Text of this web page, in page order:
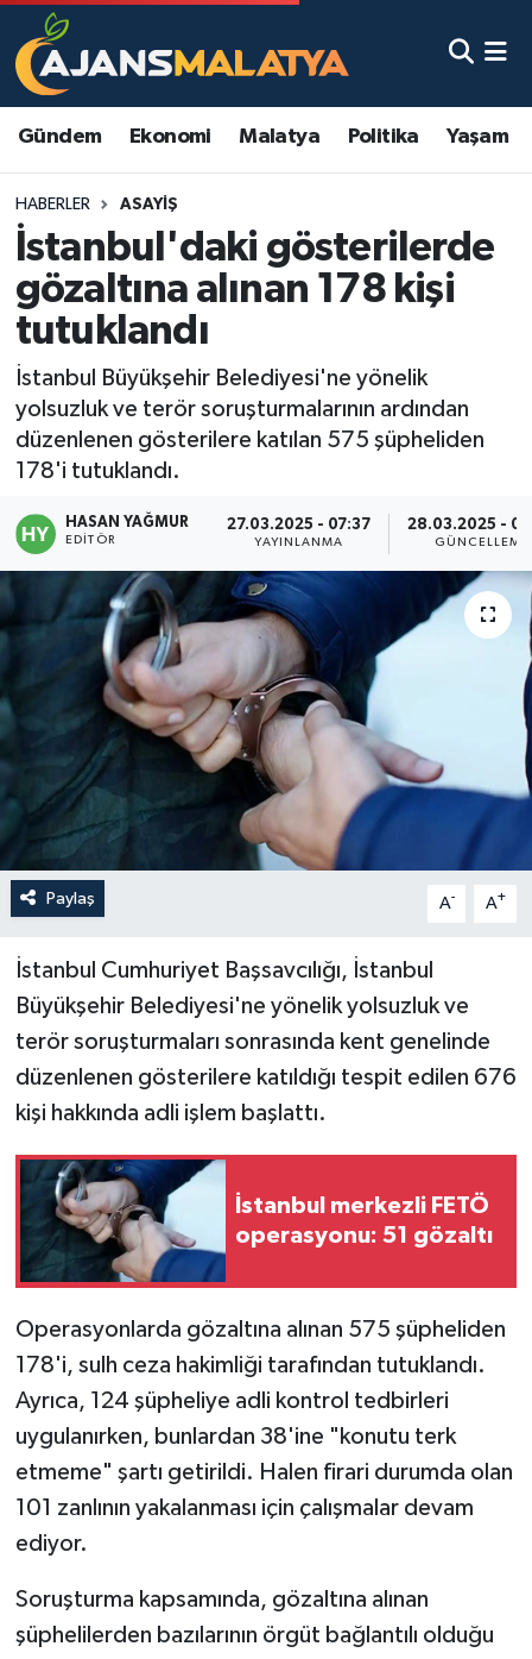
Gündem Ekonomi Malatya Politika Yaşam
HABERLER ASAYIŞ
İstanbul'daki gösterilerde
gözaltına alınan 178 kişi
tutuklandı
İstanbul Büyükşehir Belediyesi'ne yönelik
yolsuzluk ve terör soruşturmalarının ardından
düzenlenen gösterilere katılan 575 şüpheliden
178'i tutuklandı.
HASAN YAĞMUR
EDITÖR
27.03.2025 - 07:37
YAYINLANMA
28.03.2025 -
GÜNCELLEME
Paylaş A- A+
İstanbul Cumhuriyet Başsavcılığı, İstanbul
Büyükşehir Belediyesi'ne yönelik yolsuzluk ve
terör soruşturmaları sonrasında kent genelinde
düzenlenen gösterilere katıldığı tespit edilen 676
kişi hakkında adli işlem başlattı.
İstanbul merkezli FETÖ
operasyonu: 51 gözaltı
Operasyonlarda gözaltına alınan 575 şüpheliden
178'i, sulh ceza hakimliği tarafından tutuklandı.
Ayrıca, 124 şüpheliye adli kontrol tedbirleri
uygulanırken, bunlardan 38'ine "konutu terk
etmeme" şartı getirildi. Halen firari durumda olan
101 zanlının yakalanması için çalışmalar devam
ediyor.
Soruşturma kapsamında, gözaltına alınan
şüphelilerden bazılarının örgüt bağlantılı olduğu
Asayiş
Eğitim
Ekonomi
Gündem
Kültür & Sanat
Magazin
Politika
Sağlık
Spor
Teknoloji
Yaşam
Malatya Nöbetçi Eczaneler
Malatya Namaz Vakitleri
Malatya Trafik Yoğunluk Haritası
TFF 3.Lig 2.Grup Puan Durumu ve Fikstür
Tüm Manşetler
Son Dakika Haberleri
Haber Arşivi